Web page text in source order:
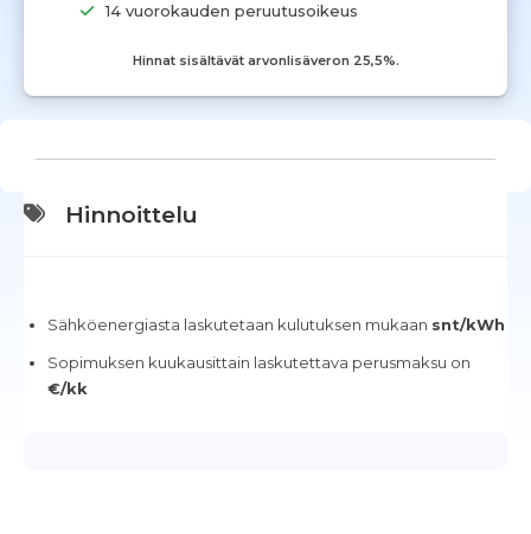
14 vuorokauden peruutusoikeus
Hinnat sisältävät arvonlisäveron 25,5%.
Hinnoittelu
Sähköenergiasta laskutetaan kulutuksen mukaan snt/kWh
Sopimuksen kuukausittain laskutettava perusmaksu on
€/kk